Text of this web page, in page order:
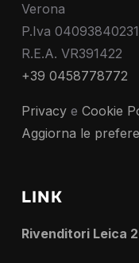
Verona
P.Iva 04093840231
R.E.A. VR391422
+39 0458778772
Privacye Cookie
Aggiorna le
LINK
Rivenditori Leica